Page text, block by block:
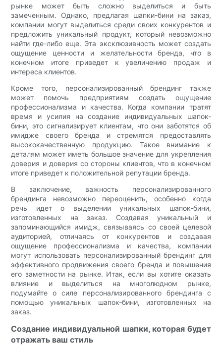
рынке может быть сложно выделиться и быть
замеченным. Однако, предлагая шапки-бини на заказ,
компании могут выделиться среди своих конкурентов и
предложить уникальный продукт, который невозможно
найти где-либо еще. Эта эксклюзивность может создать
ощущение ценности и желательности бренда, что в
конечном итоге приведет к увеличению продаж и
интереса клиентов.
Кроме того, персонализированный брендинг также
может помочь предприятиям создать ощущение
профессионализма и качества. Когда компании тратят
время и усилия на создание индивидуальных шапок-
бини, это сигнализирует клиентам, что они заботятся об
имидже своего бренда и стремятся предоставлять
высококачественную продукцию. Такое внимание к
деталям может иметь большое значение для укрепления
доверия и доверия со стороны клиентов, что в конечном
итоге приведет к положительной репутации бренда.
В заключение, важность персонализированного
брендинга невозможно переоценить, особенно когда
речь идет о выделении уникальных шапок-бини,
изготовленных на заказ. Создавая уникальный и
запоминающийся имидж, связываясь со своей целевой
аудиторией, отличаясь от конкурентов и создавая
ощущение профессионализма и качества, компании
могут использовать персонализированный брендинг для
эффективного продвижения своего бренда и повышения
его заметности на рынке. Итак, если вы хотите оказать
влияние и выделиться на многолюдном рынке,
подумайте о силе персонализированного брендинга с
помощью уникальных шапок-бини, изготовленных на
заказ.
Создание индивидуальной шапки, которая будет
отражать ваш стиль